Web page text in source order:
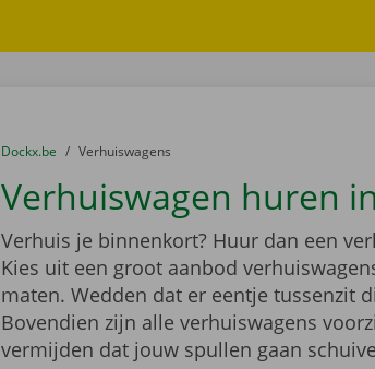
U bevindt zich hier:
van
Dockx.be naar
Verhuiswagens
Verhuiswagen huren
Verhuis je binnenkort? Huur dan een
Kies uit een groot aanbod
maten. Wedden dat er eentje tussenzit
Bovendien zijn alle verhuiswagens
vermijden dat jouw spullen gaan